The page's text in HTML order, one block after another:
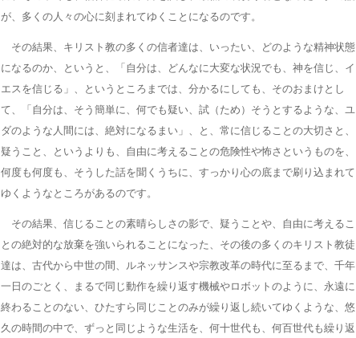
が、多くの人々の心に刻まれてゆくことになるのです。
その結果、キリスト教の多くの信者達は、いったい、どのような精神状態
になるのか、というと、「自分は、どんなに大変な状況でも、神を信じ、イ
エスを信じる」、というところまでは、分かるにしても、そのおまけとし
て、「自分は、そう簡単に、何でも疑い、試（ため）そうとするような、ユ
ダのような人間には、絶対になるまい」、と、常に信じることの大切さと、
疑うこと、というよりも、自由に考えることの危険性や怖さというものを、
何度も何度も、そうした話を聞くうちに、すっかり心の底まで刷り込まれて
ゆくようなところがあるのです。
その結果、信じることの素晴らしさの影で、疑うことや、自由に考えるこ
との絶対的な放棄を強いられることになった、その後の多くのキリスト教徒
達は、古代から中世の間、ルネッサンスや宗教改革の時代に至るまで、千年
一日のごとく、まるで同じ動作を繰り返す機械やロボットのように、永遠に
終わることのない、ひたすら同じことのみが繰り返し続いてゆくような、悠
久の時間の中で、ずっと同じような生活を、何十世代も、何百世代も繰り返